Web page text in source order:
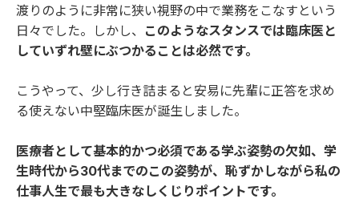
渡りのように非常に狭い視野の中で業務をこなすという
日々でした。しかし、 このようなスタンスでは臨床医と
していずれ壁にぶつかることは必然です。
こうやって、少し行き詰まると安易に先輩に正答を求め
る使えない中堅臨床医が誕生しました。
医療者として基本的かつ必須である学ぶ姿勢の欠如、学
生時代から30代までのこの姿勢が、恥ずかしながら私の
仕事人生で最も大きなしくじりポイントです。